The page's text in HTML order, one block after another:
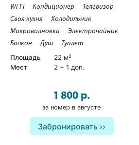
Wi-Fi Кондиционер
Телевизор
Своя кухня
Холодильник
Микроволновка
Электрочайник
Балкон
Душ Туалет
Площадь 22 м2
Мест 2 + 1 доп.
1 800 р.
за номер в августе
Забронировать